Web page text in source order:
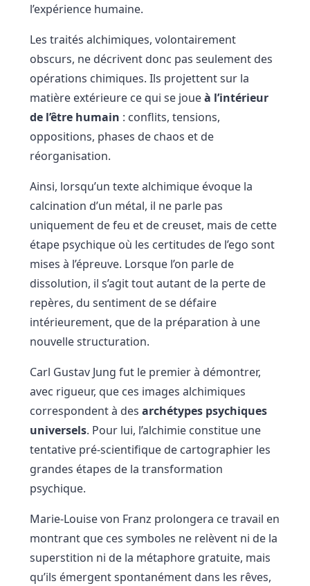
l’expérience humaine.
Les traités alchimiques, volontairement
obscurs, ne décrivent donc pas seulement des
opérations chimiques. Ils projettent sur la
matière extérieure ce qui se joueà l’intérieur
de l’être humain : conflits, tensions,
oppositions, phases de chaos et de
réorganisation.
Ainsi, lorsqu’un texte alchimique évoque la
calcination d’un métal, il ne parle pas
uniquement de feu et de creuset, mais de cette
étape psychique où les certitudes de l’ego sont
mises à l’épreuve. Lorsque l’on parle de
dissolution, il s’agit tout autant de la perte de
repères, du sentiment de se défaire
intérieurement, que de la préparation à une
nouvelle structuration.
Carl Gustav Jung fut le premier à démontrer,
avec rigueur, que ces images alchimiques
correspondent à des archétypes psychiques
universels. Pour lui, l’alchimie constitue une
tentative pré-scientifique de cartographier les
grandes étapes de la transformation
psychique.
Marie-Louise von Franz prolongera ce travail en
montrant que ces symboles ne relèvent ni de la
superstition ni de la métaphore gratuite, mais
qu’ils émergent spontanément dans les rêves,